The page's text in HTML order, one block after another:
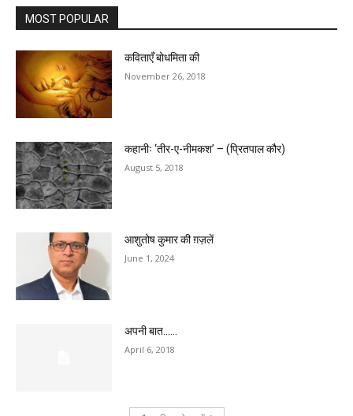
MOST POPULAR
कविताएँ बोधमिता की
November 26, 2018
कहानीः ‘तीर-ए-नीमकश’ – (प्रितपाल कौर)
August 5, 2018
आशुतोष कुमार की ग़ज़लें
June 1, 2024
अपनी बात……
April 6, 2018